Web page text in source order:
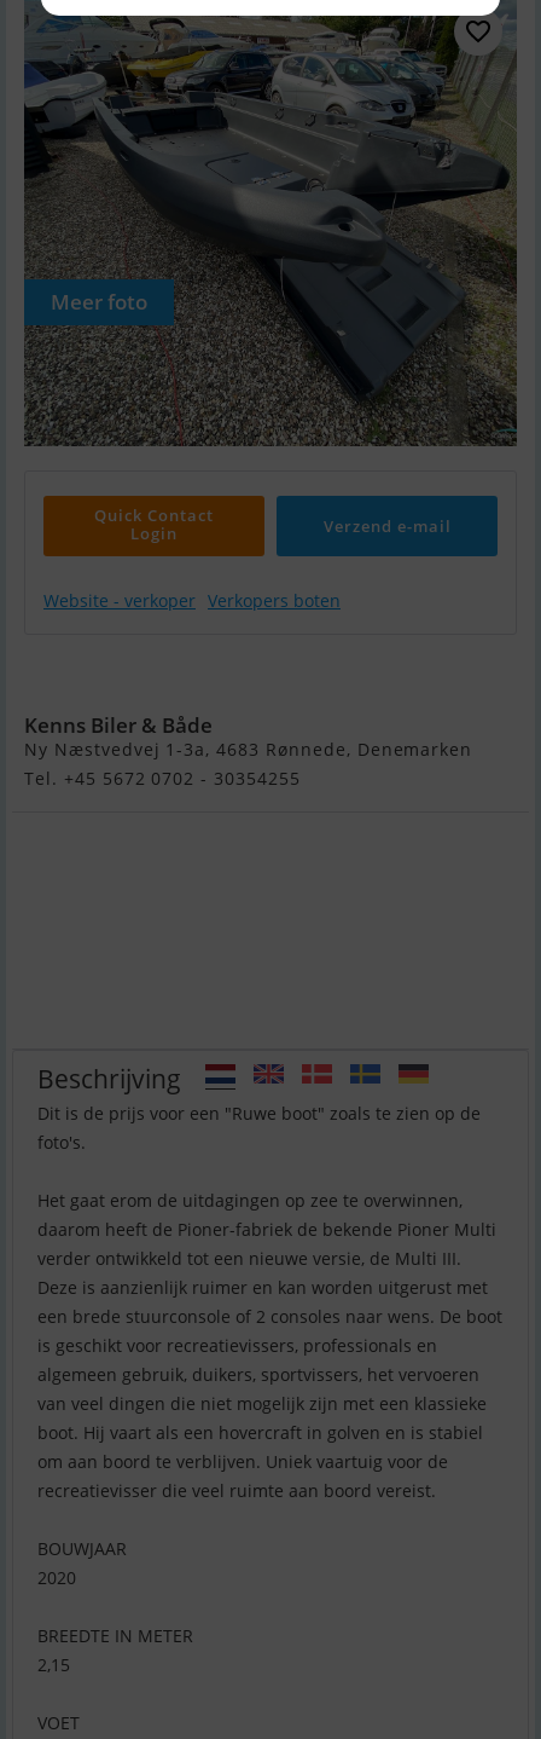
Meer foto
Quick Contact
Login
Verzend e-mail
Website - verkoper Verkopers boten
Kenns Biler & Både
Ny Næstvedvej 1-3a, 4683 Rønnede, Denemarken
Tel. +45 5672 0702 - 30354255
Beschrijving
Dit is de prijs voor een "Ruwe boot" zoals te zien op de
foto's.
Het gaat erom de uitdagingen op zee te overwinnen,
daarom heeft de Pioner-fabriek de bekende Pioner Multi
verder ontwikkeld tot een nieuwe versie, de Multi III.
Deze is aanzienlijk ruimer en kan worden uitgerust met
een brede stuurconsole of 2 consoles naar wens. De boot
is geschikt voor recreatievissers, professionals en
algemeen gebruik, duikers, sportvissers, het vervoeren
van veel dingen die niet mogelijk zijn met een klassieke
boot. Hij vaart als een hovercraft in golven en is stabiel
om aan boord te verblijven. Uniek vaartuig voor de
recreatievisser die veel ruimte aan boord vereist.
BOUWJAAR
2020
BREEDTE IN METER
2,15
VOET